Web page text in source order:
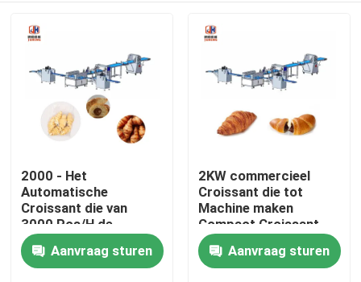
Producten
Ongeveer ons
2000 - Het
Automatische
Croissant die van
3000 Pcs/H de
Machine Bevroren
Machine van Sheeter
van het Croissantdeeg
Aanvraag sturen
2KW commercieel
Croissant die tot
Machine maken
Compact Croissant
die voor Small
Business vormen
Aanvraag sturen